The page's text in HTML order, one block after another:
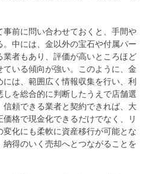
前に問い合わせておくと、手間や
中には、金以外の宝石や付属パー
者もあり、評価が高いところほど
いる傾向が強い。このように、金
は、範囲広く情報収集を行い、利
を総合的に判断したうえで店舗選
頼できる業者と契約できれば、大
格で現金化できるだけでなく、リ
化にも柔軟に資産移行が可能とな
得のいく売却へとつながることを